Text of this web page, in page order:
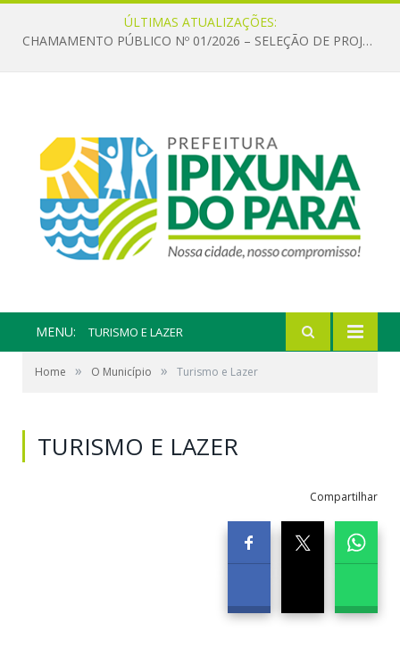
ÚLTIMAS ATUALIZAÇÕES:
CHAMAMENTO PÚBLICO Nº 01/2026 – SELEÇÃO DE PROJETOS PARA FIRMAR TERMO DE EXECUÇÃO CULTURAL COM RECURSOS DA POLÍTICA NACIONAL ALDIR BLANC DE FOMENTO À CULTURA – PNAB (LEI Nº 14.399/2022)
MENU: TURISMO E LAZER
Home » O Município » Turismo e Lazer
TURISMO E LAZER
Compartilhar